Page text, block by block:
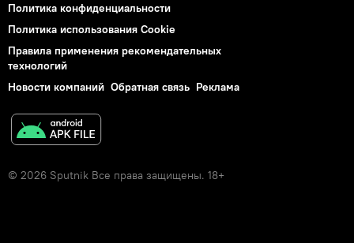
Политика конфиденциальности
Политика использования Cookie
Правила применения рекомендательных
технологий
Новости компаний Обратная связь Реклама
© 2026 Sputnik Все права защищены. 18+